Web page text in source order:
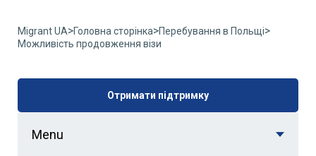
Migrant UA>Головна сторінка>Перебування в Польщі>
Можливість продовження візи
Отримати підтримку
Menu